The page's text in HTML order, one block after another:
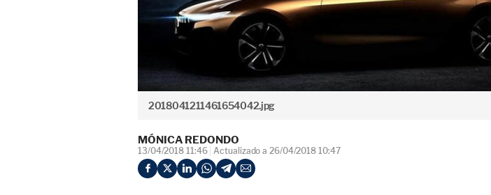
2018041211461654042.jpg
MÓNICA REDONDO
13/04/2018 11:46 Actualizado a 26/04/2018 10:47